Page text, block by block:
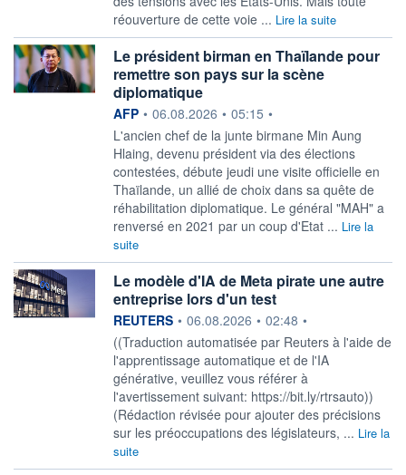
réouverture de cette voie ... Lire la suite
Le président birman en Thaïlande pour
remettre son pays sur la scène
diplomatique
information fournie par
AFP • 06.08.2026 • 05:15 •
L'ancien chef de la junte birmane Min Aung
Hlaing, devenu président via des élections
contestées, débute jeudi une visite officielle en
Thaïlande, un allié de choix dans sa quête de
réhabilitation diplomatique. Le général "MAH" a
renversé en 2021 par un coup d'Etat ... Lire la
suite
Le modèle d'IA de Meta pirate une autre
entreprise lors d'un test
information fournie par
REUTERS • 06.08.2026 • 02:48 •
((Traduction automatisée par Reuters à l'aide de
l'apprentissage automatique et de l'IA
générative, veuillez vous référer à
l'avertissement suivant: https://bit.ly/rtrsauto))
(Rédaction révisée pour ajouter des précisions
sur les préoccupations des législateurs, ... Lire la
suite